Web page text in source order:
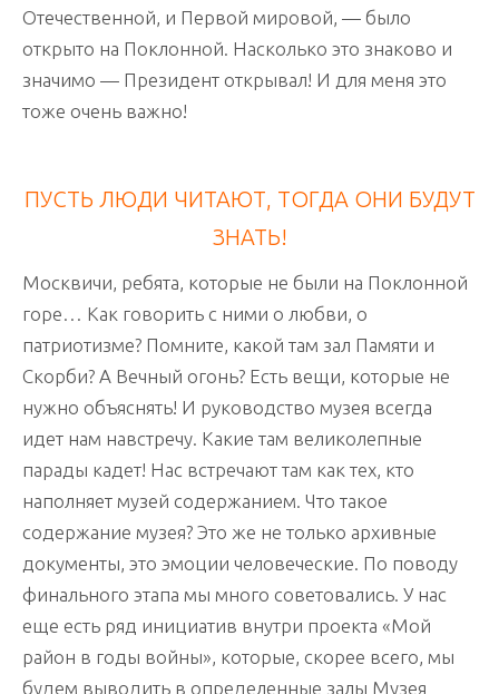
Отечественной, и Первой мировой, — было
открыто на Поклонной. Насколько это знаково и
значимо — Президент открывал! И для меня это
тоже очень важно!
ПУСТЬ ЛЮДИ ЧИТАЮТ, ТОГДА ОНИ БУДУТ
ЗНАТЬ!
Москвичи, ребята, которые не были на Поклонной
горе… Как говорить с ними о любви, о
патриотизме? Помните, какой там зал Памяти и
Скорби? А Вечный огонь? Есть вещи, которые не
нужно объяснять! И руководство музея всегда
идет нам навстречу. Какие там великолепные
парады кадет! Нас встречают там как тех, кто
наполняет музей содержанием. Что такое
содержание музея? Это же не только архивные
документы, это эмоции человеческие. По поводу
финального этапа мы много советовались. У нас
еще есть ряд инициатив внутри проекта «Мой
район в годы войны», которые, скорее всего, мы
будем выводить в определенные залы Музея